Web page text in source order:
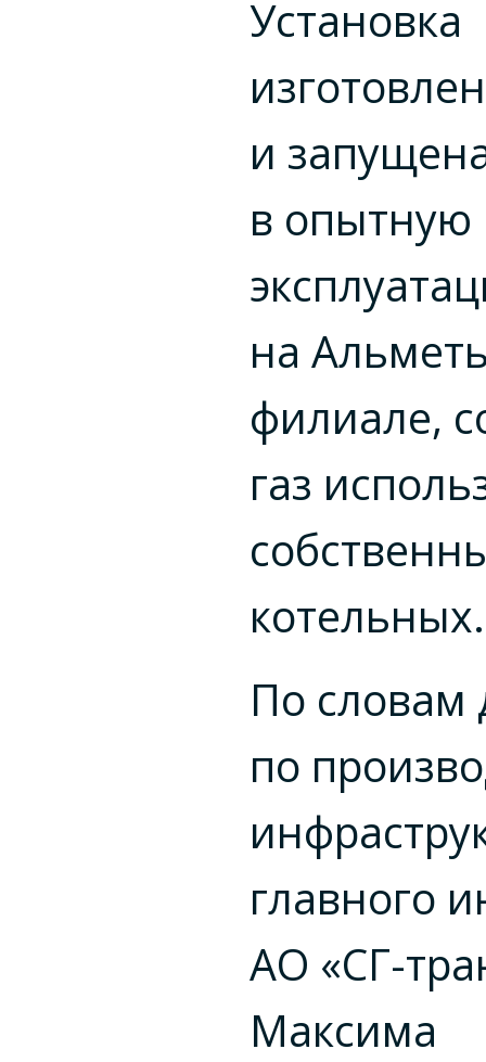
Установка
и
в опытную
на
филиале,
газ
котельных.
По словам
по
главного
АО «СГ-
Максима